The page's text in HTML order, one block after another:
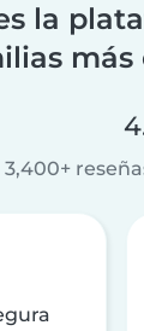
la
más
3,400+